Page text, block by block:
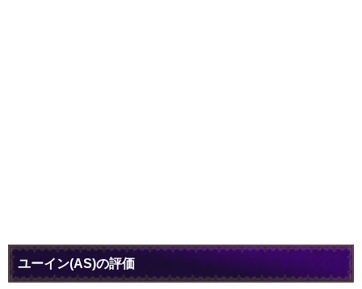
ユーイン(AS)の評価